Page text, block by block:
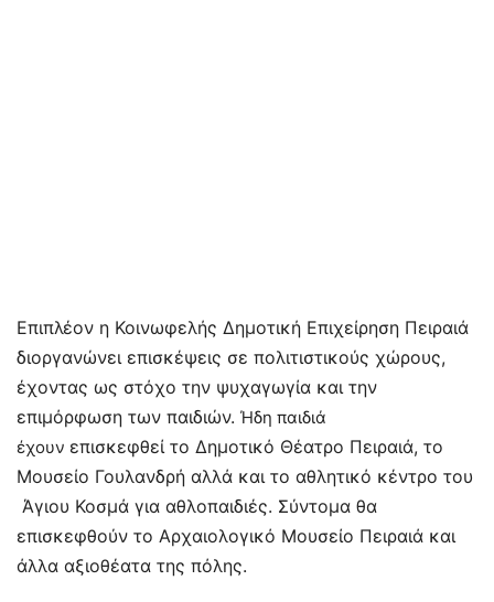
Επιπλέον η Κοινωφελής Δημοτική Επιχείρηση Πειραιά
διοργανώνει επισκέψεις σε πολιτιστικούς χώρους,
έχοντας ως στόχο την ψυχαγωγία και την
επιμόρφωση των παιδιών. Ήδη παιδιά
έχουν επισκεφθεί το Δημοτικό Θέατρο Πειραιά, το
Μουσείο Γουλανδρή αλλά και το αθλητικό κέντρο του
Άγιου Κοσμά για αθλοπαιδιές. Σύντομα θα
επισκεφθούν το Αρχαιολογικό Μουσείο Πειραιά και
άλλα αξιοθέατα της πόλης.